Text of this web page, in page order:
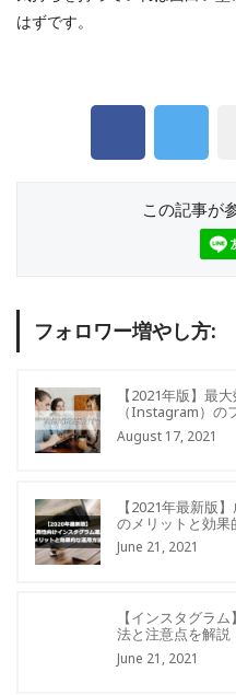
はずです。
この記事が
フォロワー増やし方:
【2021年版】最
（Instagram）の
August 17, 2021
【2021年最新版
のメリットと効果
June 21, 2021
【インスタグラ
法と注意点を解説
June 21, 2021